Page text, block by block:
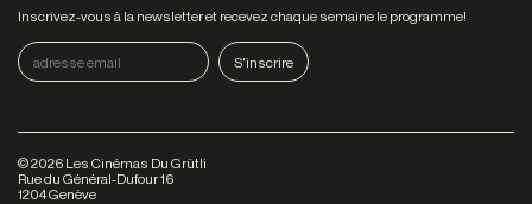
Inscrivez-vous à la newsletter et recevez chaque semaine le programme!
©2026 Les Cinémas Du Grütli
Rue du Général-Dufour 16
1204 Genève